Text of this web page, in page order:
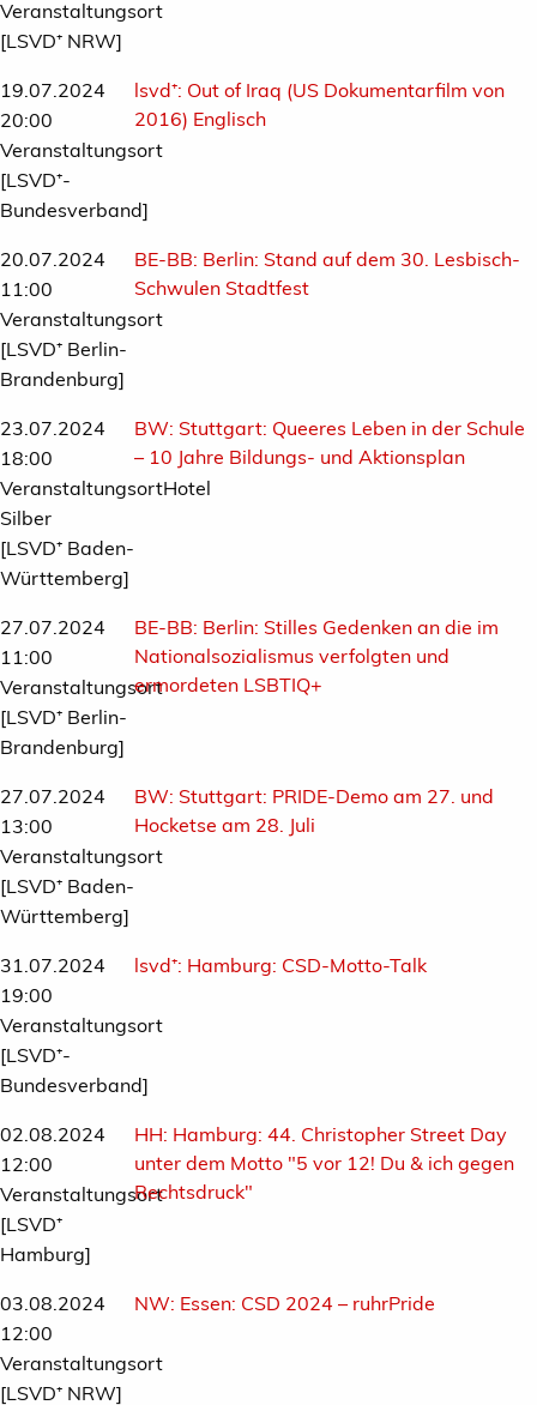
Veranstaltungsort
[LSVD⁺ NRW]
19.07.2024
20:00
Veranstaltungsort
[LSVD⁺-
Bundesverband]
lsvd⁺: Out of Iraq (US Dokumentarfilm von
2016) Englisch
20.07.2024
11:00
Veranstaltungsort
[LSVD⁺ Berlin-
Brandenburg]
BE-BB: Berlin: Stand auf dem 30. Lesbisch-
Schwulen Stadtfest
23.07.2024
18:00
VeranstaltungsortHotel
Silber
[LSVD⁺ Baden-
Württemberg]
BW: Stuttgart: Queeres Leben in der Schule
– 10 Jahre Bildungs- und Aktionsplan
27.07.2024
11:00
Veranstaltungsort
[LSVD⁺ Berlin-
Brandenburg]
BE-BB: Berlin: Stilles Gedenken an die im
Nationalsozialismus verfolgten und
ermordeten LSBTIQ+
27.07.2024
13:00
Veranstaltungsort
[LSVD⁺ Baden-
Württemberg]
BW: Stuttgart: PRIDE-Demo am 27. und
Hocketse am 28. Juli
31.07.2024
19:00
Veranstaltungsort
[LSVD⁺-
Bundesverband]
lsvd⁺: Hamburg: CSD-Motto-Talk
02.08.2024
12:00
Veranstaltungsort
[LSVD⁺
Hamburg]
HH: Hamburg: 44. Christopher Street Day
unter dem Motto "5 vor 12! Du & ich gegen
Rechtsdruck"
03.08.2024
12:00
Veranstaltungsort
[LSVD⁺ NRW]
NW: Essen: CSD 2024 – ruhrPride